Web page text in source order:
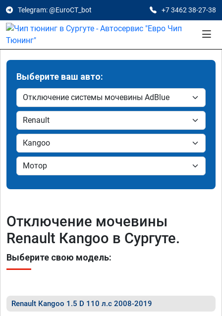
Telegram: @EuroCT_bot +7 3462 38-27-38
Выберите ваш авто:
Отключение мочевины
Renault Каngоо в Сургуте.
Выберите свою модель:
Renault Каngоо 1.5 D 110 л.с 2008-2019